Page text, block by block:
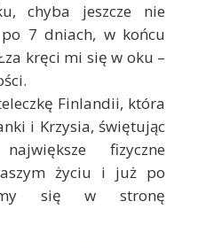
chyba jeszcze nie
7 dniach, w końcu
kręci mi się w oku –
Finlandii, która
i Krzysia, świętując
fizyczne
życiu i już po
się w stronę